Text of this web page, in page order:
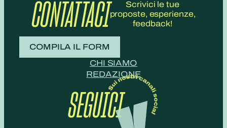
CONTATTACI
Scrivici le tue
proposte, esperienze,
feedback!
COMPILA IL FORM
CHI SIAMO
REDAZIONE
SEGUICI